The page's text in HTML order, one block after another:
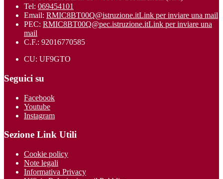
Tel: 069454101
Email: RMIC8BT00Q@istruzione.itLink per inviare una mail
PEC: RMIC8BT00Q@pec.istruzione.itLink per inviare una
mail
C.F.: 92016770585
CU: UF9GTO
Seguici su
Facebook
Youtube
Instagram
Sezione Link Utili
Cookie policy
Note legali
Informativa Privacy